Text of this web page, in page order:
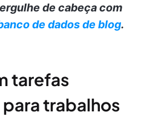
de cabeça com
de dados de blog.
tarefas
trabalhos